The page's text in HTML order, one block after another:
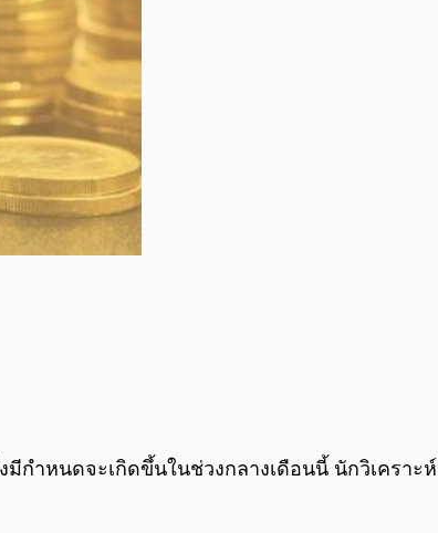
มีกำหนดจะเกิดขึ้นในช่วงกลางเดือนนี้ นักวิเครา